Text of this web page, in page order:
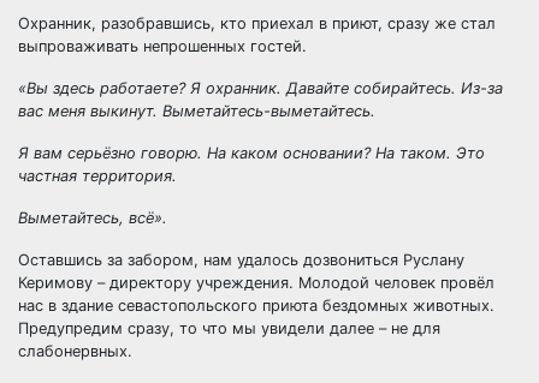
Охранник, разобравшись, кто приехал в приют, сразу же стал
выпроваживать непрошенных гостей.
«Вы здесь работаете? Я охранник. Давайте собирайтесь. Из-за
вас меня выкинут. Выметайтесь-выметайтесь.
Я вам серьёзно говорю. На каком основании? На таком. Это
частная территория.
Выметайтесь, всё».
Оставшись за забором, нам удалось дозвониться Руслану
Керимову – директору учреждения. Молодой человек провёл
нас в здание севастопольского приюта бездомных животных.
Предупредим сразу, то что мы увидели далее – не для
слабонервных.